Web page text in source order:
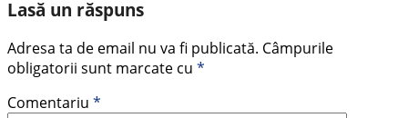
Lasă un răspuns
Adresa ta de email nu va fi publicată. Câmpurile
obligatorii sunt marcate cu *
Comentariu *